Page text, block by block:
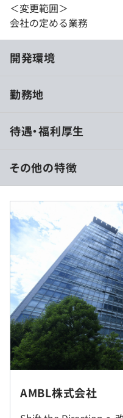
＜変更範囲＞
会社の定める業務
開発環境
を提供しています。積極
ランク上の、スキルとキ
す。
・個人のキャリアに合わ
で、ひとりひとりが思い
ます。また、上下関係が
役員でも社長でも1on1
・育成制度、資格取得支
ています。社員の成長へ
入社後もスキルアップが
す。
多種多様な大手クライア
勤務地
・東京都品川区大崎一丁
セントラルタワー10階（
待遇・福利厚生
■賃金形態：月給制
■賃金の決定方法：スキ
■年収：500万円〜800
うち固定残業代 2万4千
※フレックス制のみ）
※経験により上記金額が
※年収帯により裁量労働
（※想定年収 は年収提示額
その他の特徴
AMBL株式会社